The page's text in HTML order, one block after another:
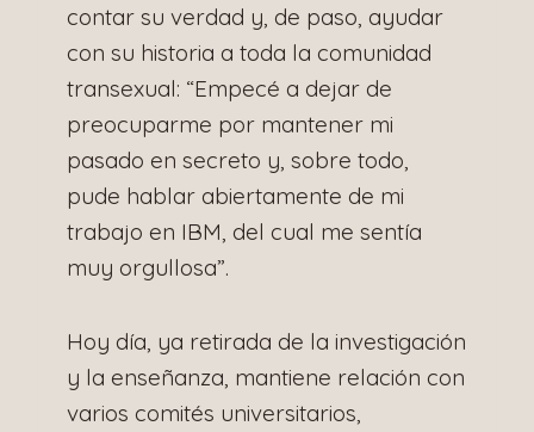
contar su verdad y, de paso, ayudar
con su historia a toda la comunidad
transexual: “Empecé a dejar de
preocuparme por mantener mi
pasado en secreto y, sobre todo,
pude hablar abiertamente de mi
trabajo en IBM, del cual me sentía
muy orgullosa”.
Hoy día, ya retirada de la investigación
y la enseñanza, mantiene relación con
varios comités universitarios,